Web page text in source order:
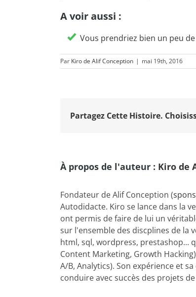
A voir aussi :
Vous prendriez bien un peu
Par Kiro de Alif Conception | mai 19th, 2016
Partagez Cette Histoire.
À propos de l'auteur : Kiro de
Fondateur de Alif Conception (
Autodidacte. Kiro se lance dans la
ont permis de faire de lui un
sur l'ensemble des discplines de la
html, sql, wordpress, prestashop...
Content Marketing, Growth
A/B, Analytics). Son expérience et
conduire avec succès des projets